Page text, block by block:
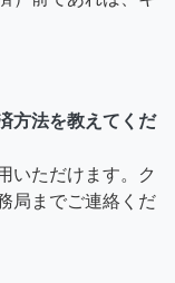
方法を教えてくだ
いただけます。ク
局までご連絡くだ